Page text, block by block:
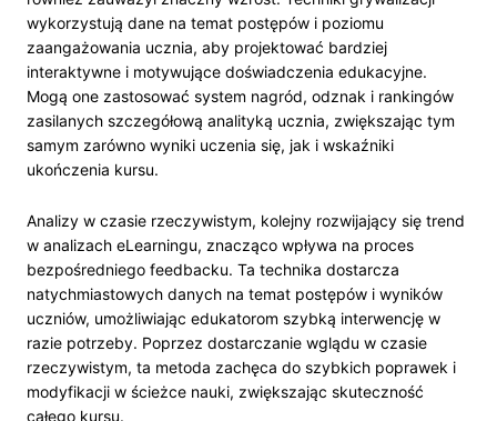
wykorzystują dane na temat postępów i poziomu
zaangażowania ucznia, aby projektować bardziej
interaktywne i motywujące doświadczenia edukacyjne.
Mogą one zastosować system nagród, odznak i rankingów
zasilanych szczegółową analityką ucznia, zwiększając tym
samym zarówno wyniki uczenia się, jak i wskaźniki
ukończenia kursu.
Analizy w czasie rzeczywistym, kolejny rozwijający się trend
w analizach eLearningu, znacząco wpływa na proces
bezpośredniego feedbacku. Ta technika dostarcza
natychmiastowych danych na temat postępów i wyników
uczniów, umożliwiając edukatorom szybką interwencję w
razie potrzeby. Poprzez dostarczanie wglądu w czasie
rzeczywistym, ta metoda zachęca do szybkich poprawek i
modyfikacji w ścieżce nauki, zwiększając skuteczność
całego kursu.